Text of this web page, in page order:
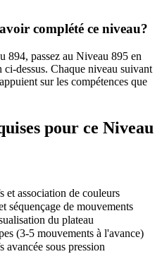
complété ce niveau?
894, passez au Niveau 895 en
dessus. Chaque niveau suivant
sur les compétences que
pour ce Niveau
et association de couleurs
séquençage de mouvements
du plateau
(3-5 mouvements à l'avance)
avancée sous pression